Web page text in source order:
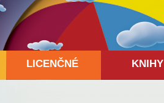
LICENČNÉ KNIHY